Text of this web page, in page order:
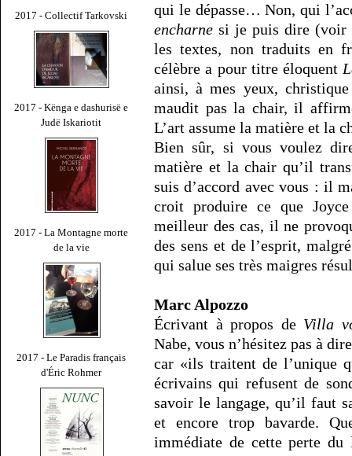
2017 - Collectif Tarkovski
2017 - Kënga e dashurisë e
Judë Iskariotit
2017 - La Montagne morte
de la vie
2017 - Le Paradis français
d'Éric Rohmer
qui le dépasse… Non, qui
encharne si je puis dire (voir
les textes, non traduits en
célèbre a pour titre éloquent
ainsi, à mes yeux,
maudit pas la chair, il
L’art assume la matière et la
Bien sûr, si vous voulez
matière et la chair qu’il
suis d’accord avec vous : il
croit produire ce que
meilleur des cas, il ne
des sens et de l’esprit,
qui salue ses très maigres
Marc Alpozzo
Écrivant à propos de Villa
Nabe, vous n’hésitez pas à
car «ils traitent de l’unique
écrivains qui refusent de
savoir le langage, qu’il faut
et encore trop bavarde.
immédiate de cette perte du